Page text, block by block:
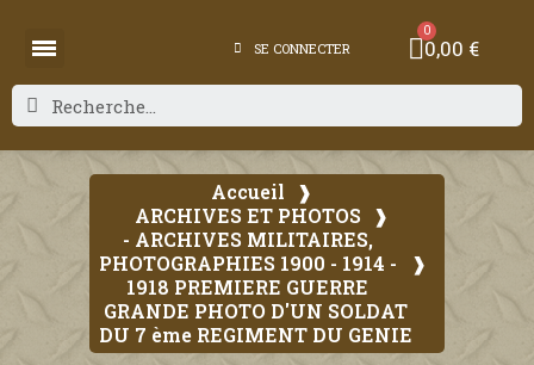
SE CONNECTER 0,00 €
Accueil
ARCHIVES ET PHOTOS
- ARCHIVES MILITAIRES,
PHOTOGRAPHIES 1900 - 1914 -
1918 PREMIERE GUERRE
GRANDE PHOTO D'UN SOLDAT
DU 7 ème REGIMENT DU GENIE